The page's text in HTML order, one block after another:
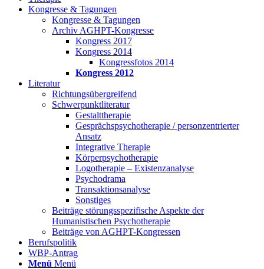
Kongresse & Tagungen
Kongresse & Tagungen
Archiv AGHPT-Kongresse
Kongress 2017
Kongress 2014
Kongressfotos 2014
Kongress 2012
Literatur
Richtungsübergreifend
Schwerpunktliteratur
Gestalttherapie
Gesprächspsychotherapie / personzentrierter
Ansatz
Integrative Therapie
Körperpsychotherapie
Logotherapie – Existenzanalyse
Psychodrama
Transaktionsanalyse
Sonstiges
Beiträge störungsspezifische Aspekte der
Humanistischen Psychotherapie
Beiträge von AGHPT-Kongressen
Berufspolitik
WBP-Antrag
Menü Menü